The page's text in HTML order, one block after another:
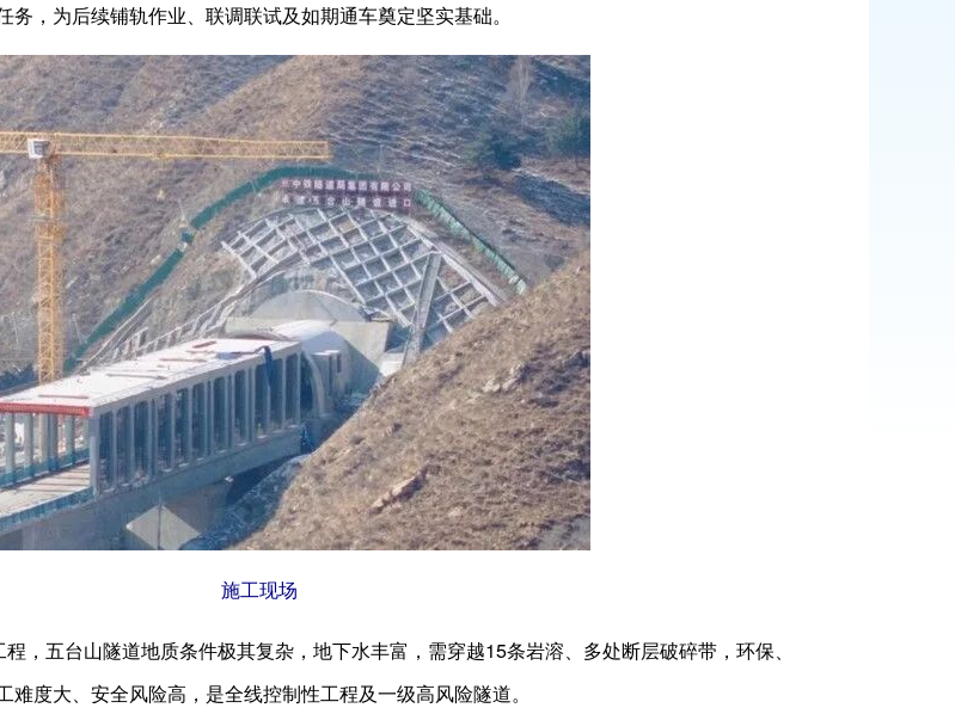
，为后续铺轨作业、联调联试及如期通车奠定坚实基础。
施工现场
，五台山隧道地质条件极其复杂，地下水丰富，需穿越15条岩溶、多处断层破碎带，环保、
度大、安全风险高，是全线控制性工程及一级高风险隧道。